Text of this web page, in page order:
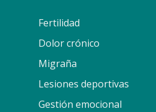
Fertilidad
Dolor crónico
Migraña
Lesiones deportivas
Gestión emocional